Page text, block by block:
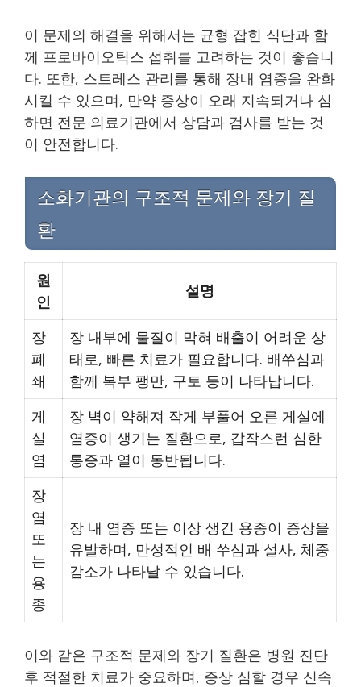
이 문제의 해결을 위해서는 균형 잡힌 식단과 함
께 프로바이오틱스 섭취를 고려하는 것이 좋습니
다. 또한, 스트레스 관리를 통해 장내 염증을 완화
시킬 수 있으며, 만약 증상이 오래 지속되거나 심
하면 전문 의료기관에서 상담과 검사를 받는 것
이 안전합니다.
소화기관의 구조적 문제와 장기 질
환
원
인
설명
장
폐
쇄
장 내부에 물질이 막혀 배출이 어려운 상
태로, 빠른 치료가 필요합니다. 배쑤심과
함께 복부 팽만, 구토 등이 나타납니다.
게
실
염
장 벽이 약해져 작게 부풀어 오른 게실에
염증이 생기는 질환으로, 갑작스런 심한
통증과 열이 동반됩니다.
장
염
또
는
용
종
장 내 염증 또는 이상 생긴 용종이 증상을
유발하며, 만성적인 배 쑤심과 설사, 체중
감소가 나타날 수 있습니다.
이와 같은 구조적 문제와 장기 질환은 병원 진단
후 적절한 치료가 중요하며, 증상 심할 경우 신속